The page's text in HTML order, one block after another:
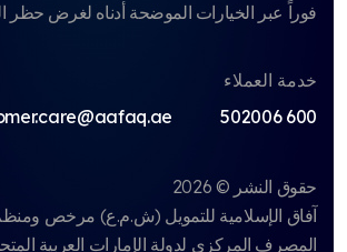
فوراً عبر الخيارات الموضحة أدناه لغرض حظر
خدمة العملاء
600 502006
حقوق النشر © 2026
آفاق الإسلامية للتمويل (ش.م.ع) مرخص
المصرف المركزي لدولة الإمارات العربية